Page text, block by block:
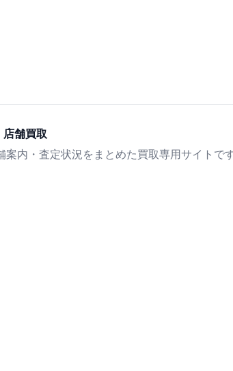
舗買取
案内・査定状況をまとめた買取専用サイトです